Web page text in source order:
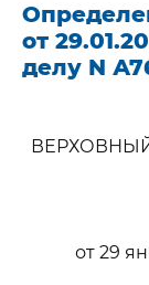
от
делу N
от 29